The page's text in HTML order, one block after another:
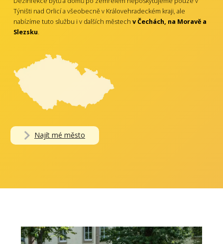
Týništi nad Orlicí a všeobecně v Královehradeckém kraji, ale
nabízíme tuto službu i v dalších městechv Čechách, na Moravě a
Slezsku.
Najít mé město